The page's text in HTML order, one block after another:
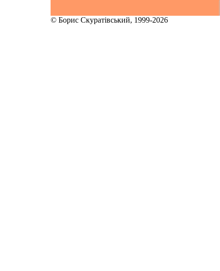
© Борис Скуратівський, 1999-2026